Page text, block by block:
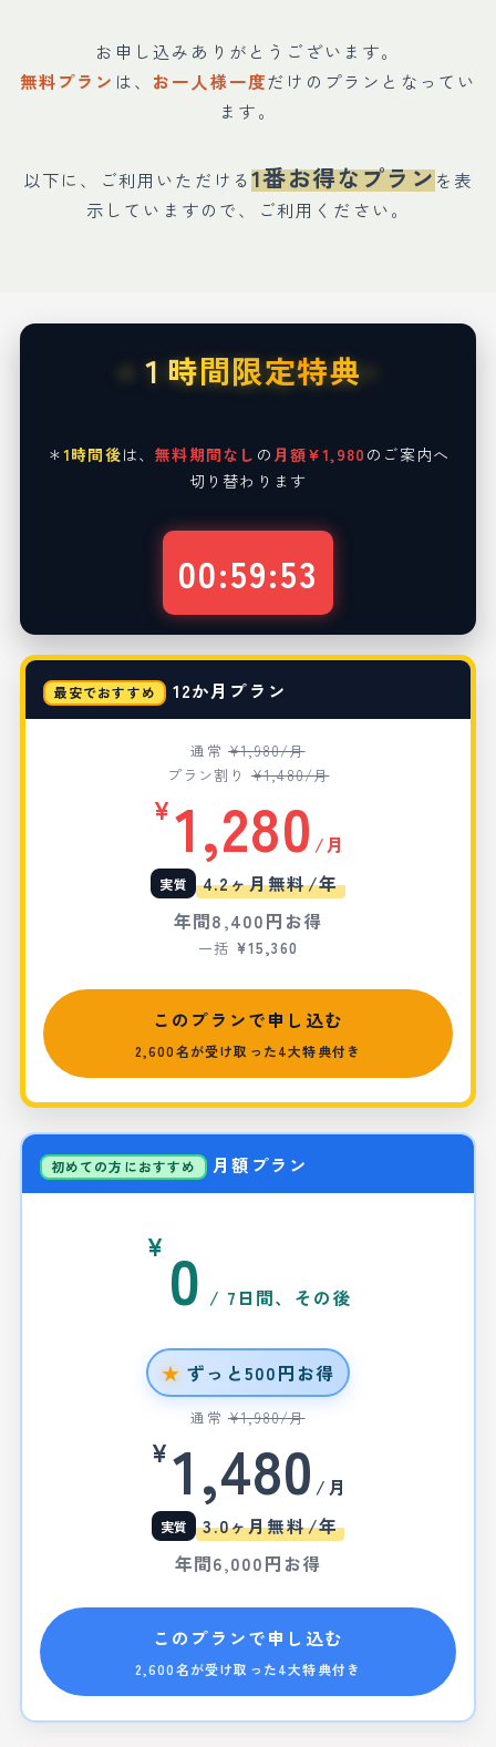
お申し込みありがとうございます。
無料プラン は、 お一人様一度だけのプランとなってい
ます。
以下に、ご利用いただける1番お得なプランを表
示していますので、ご利用ください。
１時間限定特典
＊1時間後は、無料期間なし の 月額¥1,980 のご案内へ
切り替わります
00:59:52
最安でおすすめ 12か月プラン
通常 ¥1,980/月
プラン割り¥1,480/月
¥1,280 /月
実質 4.2ヶ月無料/年
年間8,400円 お得
一括 ¥15,360
このプランで申し込む
2,600名が受け取った4大特典付き
初めての方におすすめ 月額プラン
¥ 0 / 7日間、その後
ずっと500円お得
通常 ¥1,980/月
¥1,480 /月
実質 3.0ヶ月無料/年
年間6,000円 お得
このプランで申し込む
2,600名が受け取った4大特典付き